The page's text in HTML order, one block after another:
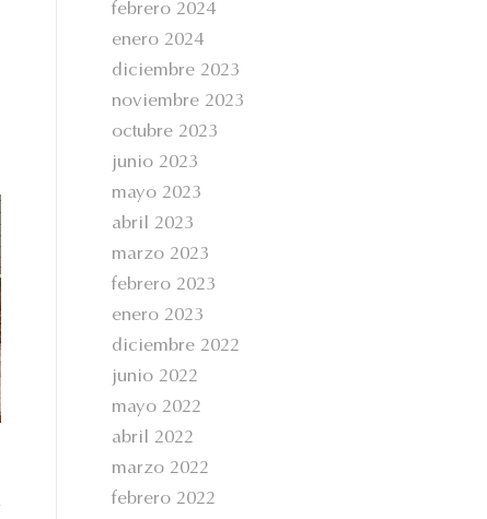
febrero 2024
enero 2024
diciembre 2023
noviembre 2023
octubre 2023
junio 2023
mayo 2023
abril 2023
marzo 2023
febrero 2023
enero 2023
diciembre 2022
junio 2022
mayo 2022
abril 2022
marzo 2022
febrero 2022